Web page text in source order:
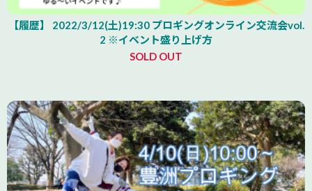
【履歴】 2022/3/12(土)19:30 プロギングオンライン交流会vol.
2 ※イベント盛り上げ方
SOLD OUT